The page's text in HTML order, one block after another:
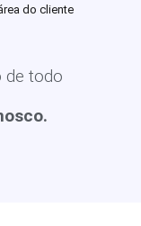
do cliente
de todo